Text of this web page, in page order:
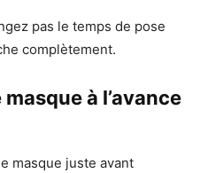
pas le temps de pose
complètement.
à l’avance
masque juste avant